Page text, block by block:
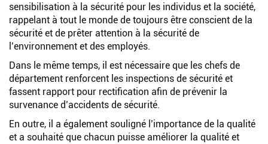
sensibilisation à la sécurité pour les individus et la société,
rappelant à tout le monde de toujours être conscient de la
sécurité et de prêter attention à la sécurité de
l’environnement et des employés.
Dans le même temps, il est nécessaire que les chefs de
département renforcent les inspections de sécurité et
fassent rapport pour rectification afin de prévenir la
survenance d’accidents de sécurité.
En outre, il a également souligné l’importance de la qualité
et a souhaité que chacun puisse améliorer la qualité et